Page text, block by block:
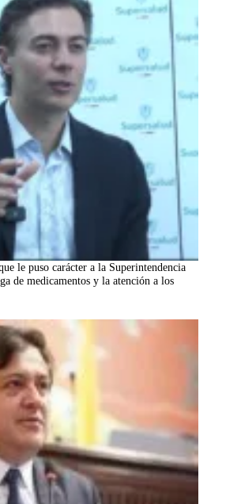
le puso carácter a la Superintendencia
de medicamentos y la atención a los